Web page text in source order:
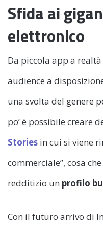
Sfida ai
elettronico
Da piccola app a
audience a
una svolta del genere
po’ è possibile creare
Stories in cui si viene
commerciale”, cosa
redditizio un profilo
Con il futuro arrivo di